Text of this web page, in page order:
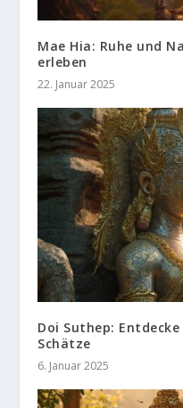
Mae Hia: Ruhe und
erleben
22. Januar 2025
Doi Suthep:
Schätze
6. Januar 2025